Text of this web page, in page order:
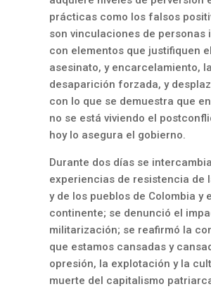
prácticas como los falsos
son vinculaciones de personas
con elementos que justifiquen el
asesinato, y encarcelamiento, la
desaparición forzada, y
con lo que se demuestra que
no se está viviendo el
hoy lo asegura el gobierno.
Durante dos días se
experiencias de resistencia de
y de los pueblos de Colombia y el
continente; se denunció el
militarización; se reafirmó la
que estamos cansadas y
opresión, la explotación y la
muerte del capitalismo